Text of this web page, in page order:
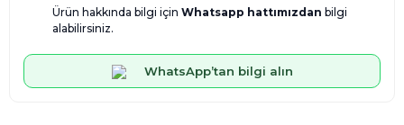
Ürün hakkında bilgi için Whatsapp hattımızdan bilgi
alabilirsiniz.
WhatsApp’tan bilgi alın